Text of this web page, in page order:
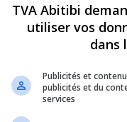
TVA Abitibi
utiliser vos
dans
Publicités et
publicités et du
services